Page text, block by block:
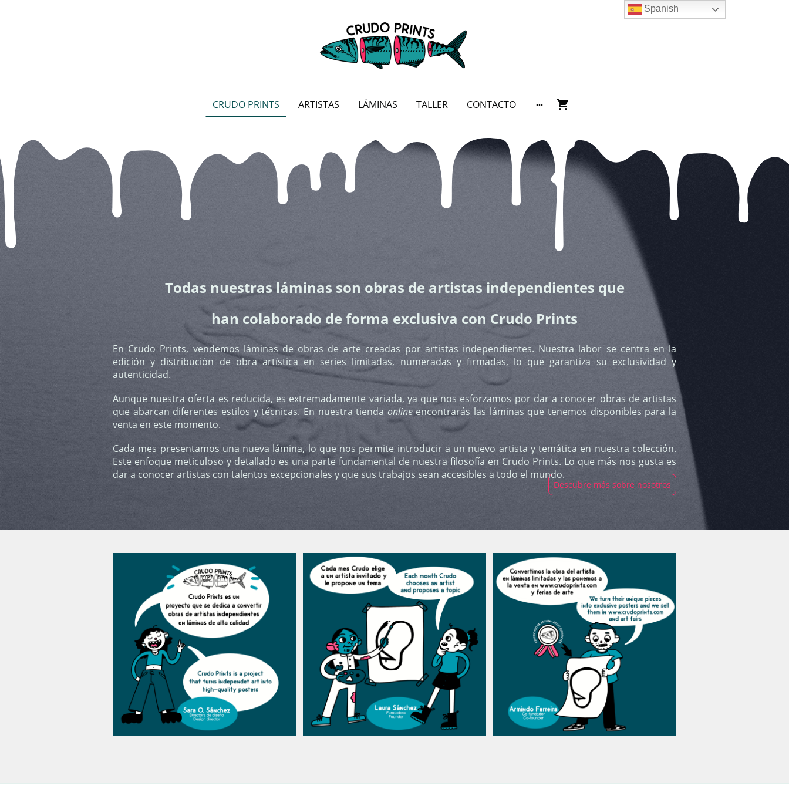
CRUDO PRINTS ARTISTAS LÁMINAS TALLER CONTACTO
En Crudo Prints, vendemos láminas de obras de arte creadas por artistas independientes. Nuestra labor se centra en la
edición y distribución de obra artística en series limitadas, numeradas y firmadas, lo que garantiza su exclusividad y
autenticidad.
Aunque nuestra oferta es reducida, es extremadamente variada, ya que nos esforzamos por dar a conocer obras de artistas
que abarcan diferentes estilos y técnicas. En nuestra tienda onlineencontrarás las láminas que tenemos disponibles para la
venta en este momento.
Cada mes presentamos una nueva lámina, lo que nos permite introducir a un nuevo artista y temática en nuestra colección.
Este enfoque meticuloso y detallado es una parte fundamental de nuestra filosofía en Crudo Prints. Lo que más nos gusta es
dar a conocer artistas con talentos excepcionales y que sus trabajos sean accesibles a todo el mundo.
Todas nuestras láminas son obras de artistas independientes que
han colaborado de forma exclusiva con Crudo Prints
Descubre más sobre nosotros
Spanish